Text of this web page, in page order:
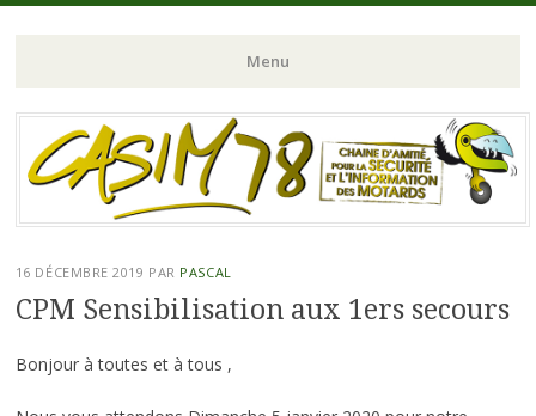
Menu
Aller
au
contenu
16 DÉCEMBRE 2019 PAR PASCAL
CPM Sensibilisation aux 1ers secours
Bonjour à toutes et à tous ,